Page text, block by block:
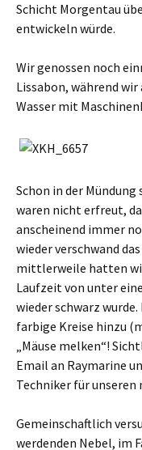
Schicht Morgentau
entwickeln würde.
Wir genossen noch
Lissabon, während
Wasser mit
Schon in der
waren nicht erfreut,
anscheinend immer
wieder verschwand
mittlerweile hatten
Laufzeit von unter
wieder schwarz
farbige Kreise hinzu
„Mäuse melken“!
Email an Raymarine
Techniker für unseren
Gemeinschaftlich
werdenden Nebel, im